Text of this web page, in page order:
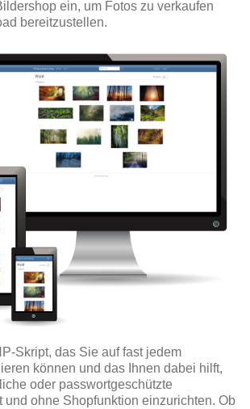
ein, um Fotos zu verkaufen
bereitzustellen.
Skript, das Sie auf fast jedem
können und das Ihnen dabei hilft,
oder passwortgeschützte
und ohne Shopfunktion einzurichten. Ob